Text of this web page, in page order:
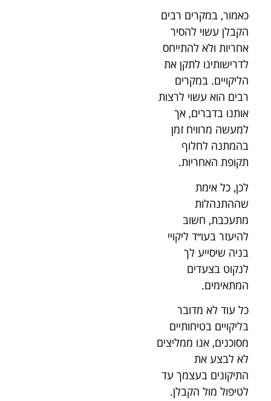
כאמור, במקרים רבים
הקבלן עשוי להסיר
אחריות ולא להתייחס
לדרישותינו לתקן את
הליקויים. במקרים
רבים הוא עשוי לרצות
אותנו בדברים, אך
למעשה מרוויח זמן
בהמתנה לחלוף
תקופת האחריות.
לכן, כל אימת
שההתנהלות
מתעכבת, חשוב
להיעזר בעו״ד ליקויי
בניה שיסייע לך
לנקוט בצעדים
המתאימים.
כל עוד לא מדובר
בליקויים בטיחותיים
מסוכנים, אנו ממליצים
לא לבצע את
התיקונים בעצמך עד
לטיפול מול הקבלן.